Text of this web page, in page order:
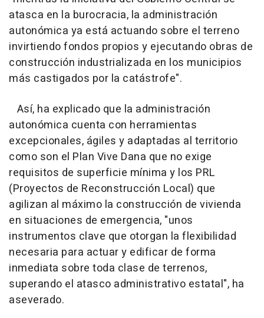
atasca en la burocracia, la administración
autonómica ya está actuando sobre el terreno
invirtiendo fondos propios y ejecutando obras de
construcción industrializada en los municipios
más castigados por la catástrofe".
Así, ha explicado que la administración
autonómica cuenta con herramientas
excepcionales, ágiles y adaptadas al territorio
como son el Plan Vive Dana que no exige
requisitos de superficie mínima y los PRL
(Proyectos de Reconstrucción Local) que
agilizan al máximo la construcción de vivienda
en situaciones de emergencia, "unos
instrumentos clave que otorgan la flexibilidad
necesaria para actuar y edificar de forma
inmediata sobre toda clase de terrenos,
superando el atasco administrativo estatal", ha
aseverado.